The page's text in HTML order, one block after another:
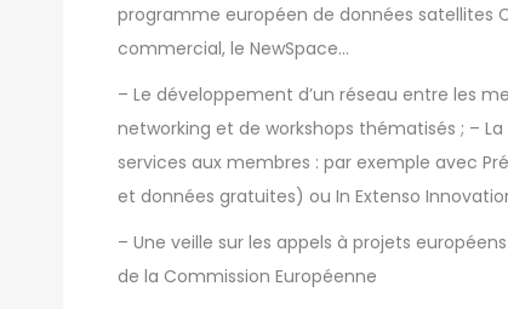
programme européen de données satellites
commercial, le NewSpace…
– Le développement d’un réseau entre les
networking et de workshops thématisés ; –
services aux membres : par exemple avec
et données gratuites) ou In Extenso
– Une veille sur les appels à projets
de la Commission Européenne